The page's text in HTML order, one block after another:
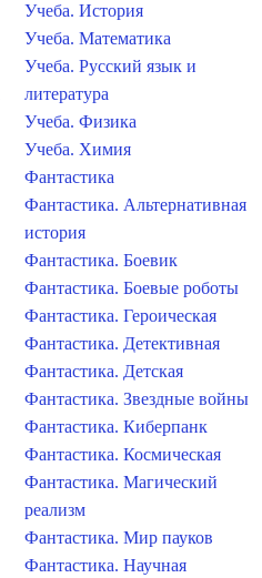
Учеба. История
Учеба. Математика
Учеба. Русский язык и
литература
Учеба. Физика
Учеба. Химия
Фантастика
Фантастика. Альтернативная
история
Фантастика. Боевик
Фантастика. Боевые роботы
Фантастика. Героическая
Фантастика. Детективная
Фантастика. Детская
Фантастика. Звездные войны
Фантастика. Киберпанк
Фантастика. Космическая
Фантастика. Магический
реализм
Фантастика. Мир пауков
Фантастика. Научная